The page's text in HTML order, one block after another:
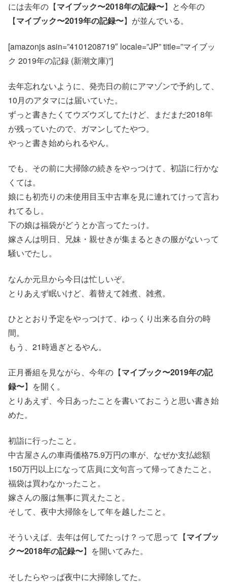
には去年の【マイブック〜2018年の記録〜】と今年の
【マイブック〜2019年の記録〜】が並んでいる。
[amazonjs asin=”4101208719″ locale=”JP” title=”マイブッ
ク 2019年の記録 (新潮文庫)”]
去年忘れないように、発売日の前にアマゾンで予約して、
10月のアタマには届いていた。
ずっと書きたくてウズウズしてたけど、まだまだ2018年
が残っていたので、ガマンしてたやつ。
やっと書き始められるやん。
でも、その前に大掃除の続きをやっつけて、初詣に行かな
くては。
娘にも初売りの未使用目玉中古車を見に連れてけって言わ
れてるし。
下の娘は福袋がどうとか言ってたっけ。
嫁さんは明日、兄妹・親せきが集まるときの服がないって
騒いでたし。
なんか元旦から今日は忙しいぞ。
とりあえず眠いけど、着替えて雑煮、雑煮。
ひととおり予定をやっつけて、ゆっくり出来る自分の時
間。
もう、21時過ぎとるやん。
正月番組を見ながら、今年の【マイブック〜2019年の記
録〜】を開く。
とりあえず、今日あったことを書いておこうと思い書き始
めた。
初詣に行ったこと。
中古屋さんの車両価格75.9万円の車が、なぜか支払総額
150万円以上になって店員に文句言って帰ってきたこと。
福袋は買わなかったこと。
嫁さんの服は無事に買えたこと。
そして、夜中大掃除をして年を越したこと。
そういえば、去年は何してたっけ？って思って【マイブッ
ク〜2018年の記録〜】を開いてみた。
そしたらやっぱ夜中に大掃除してた。